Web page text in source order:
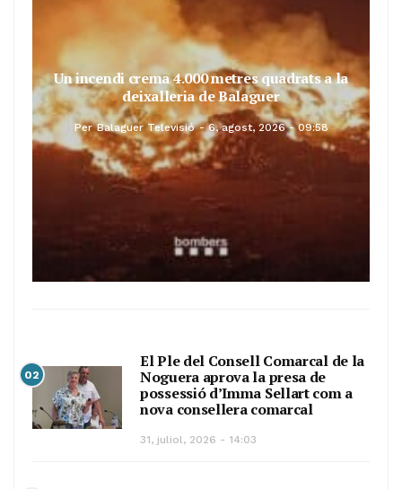
Un incendi crema 4.000 metres quadrats a la
deixalleria de Balaguer
Per Balaguer Televisió 6, agost, 2026 - 09:58
02
El Ple del Consell Comarcal de la
Noguera aprova la presa de
possessió d’Imma Sellart com a
nova consellera comarcal
31, juliol, 2026 - 14:03